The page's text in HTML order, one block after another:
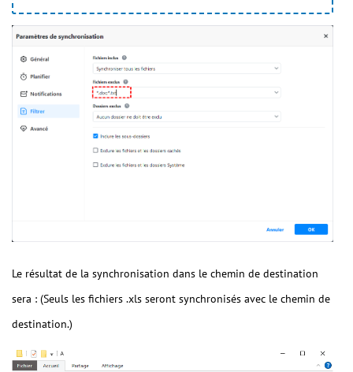
Le résultat de la synchronisation dans le chemin de destination
sera : (Seuls les fichiers .xls seront synchronisés avec le chemin de
destination.)